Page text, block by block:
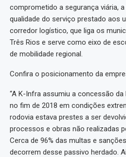
comprometido a segurança viária,
qualidade do serviço prestado aos
corredor logístico, que liga os
Três Rios e serve como eixo de
de mobilidade regional.
Confira o posicionamento da
“A K-Infra assumiu a concessão
no fim de 2018 em condições
rodovia estava prestes a ser
processos e obras não realizadas
Cerca de 96% das multas e
decorrem desse passivo herdado.